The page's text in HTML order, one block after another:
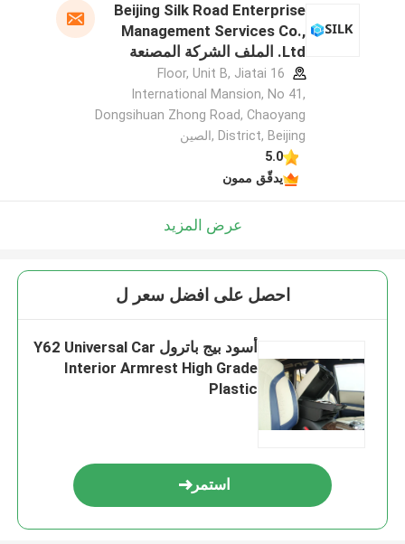
Beijing Silk Road Enterprise
Management Services Co.,
Ltd. الملف الشركة المصنعة
16 Floor, Unit B, Jiatai
International Mansion, No 41,
Dongsihuan Zhong Road, Chaoyang
District, Beijing ,الصين
5.0
يدقّق ممون
عرض المزيد
احصل على افضل سعر ل
أسود بيج باترول Y62 Universal Car
Interior Armrest High Grade
Plastic
استمر